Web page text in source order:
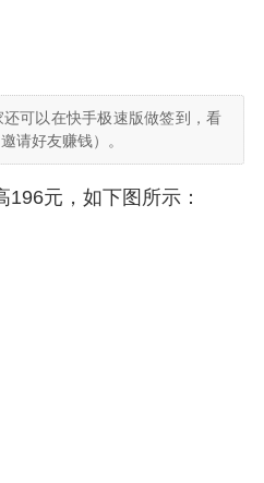
可以在快手极速版做签到，看
请好友赚钱）。
元，如下图所示：